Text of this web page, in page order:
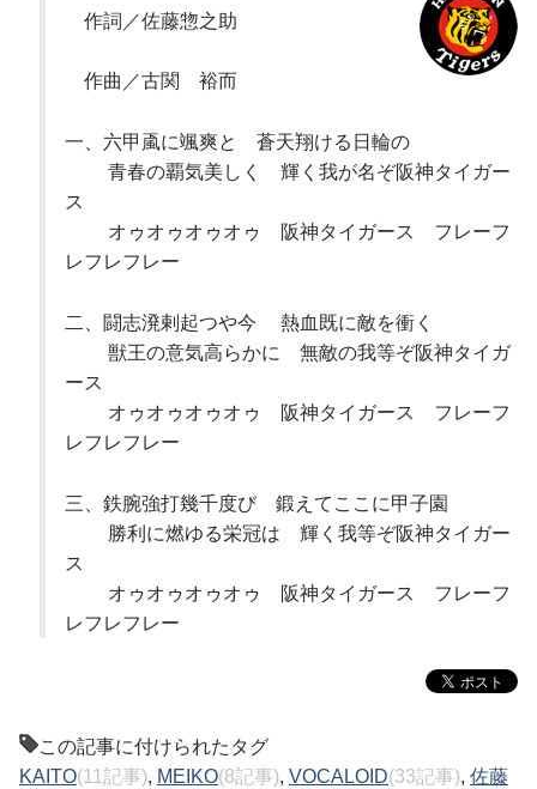
作詞／佐藤惣之助
作曲／古関 裕而
一、六甲颪に颯爽と 蒼天翔ける日輪の
青春の覇気美しく 輝く我が名ぞ阪神タイガー
ス
オゥオゥオゥオゥ 阪神タイガース フレーフ
レフレフレー
二、闘志溌剌起つや今 熱血既に敵を衝く
獣王の意気高らかに 無敵の我等ぞ阪神タイガ
ース
オゥオゥオゥオゥ 阪神タイガース フレーフ
レフレフレー
三、鉄腕強打幾千度び 鍛えてここに甲子園
勝利に燃ゆる栄冠は 輝く我等ぞ阪神タイガー
ス
オゥオゥオゥオゥ 阪神タイガース フレーフ
レフレフレー
この記事に付けられたタグ
KAITO(11記事), MEIKO(8記事), VOCALOID(33記事), 佐藤